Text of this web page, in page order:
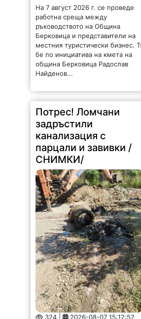
На 7 август 2026 г. се проведе
работна среща между
ръководството на Община
Берковица и представители на
местния туристически бизнес. Тя
бе по инициатива на кмета на
община Берковица Радослав
Найденов...
Потрес! Ломчани
задръстили
канализация с
парцали и завивки /
СНИМКИ/
324 | 2026-08-07 15:12:52